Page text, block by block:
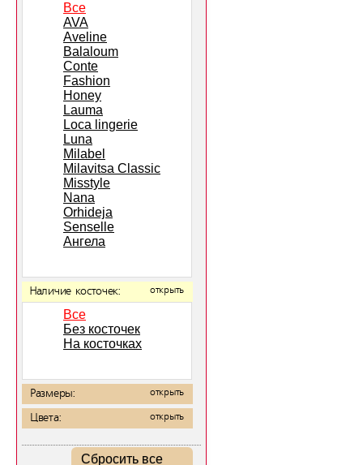
Все
AVA
Aveline
Balaloum
Conte
Fashion
Honey
Lauma
Loca lingerie
Luna
Milabel
Milavitsa Classic
Misstyle
Nana
Orhideja
Senselle
Ангела
Наличие косточек: открыть
Все
Без косточек
На косточках
Размеры: открыть
Цвета: открыть
Сбросить все